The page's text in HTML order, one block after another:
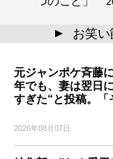
▲ お笑
元ジャンポケ斉藤
年でも、妻は翌日
すぎた“と投稿。
2026年08月07日